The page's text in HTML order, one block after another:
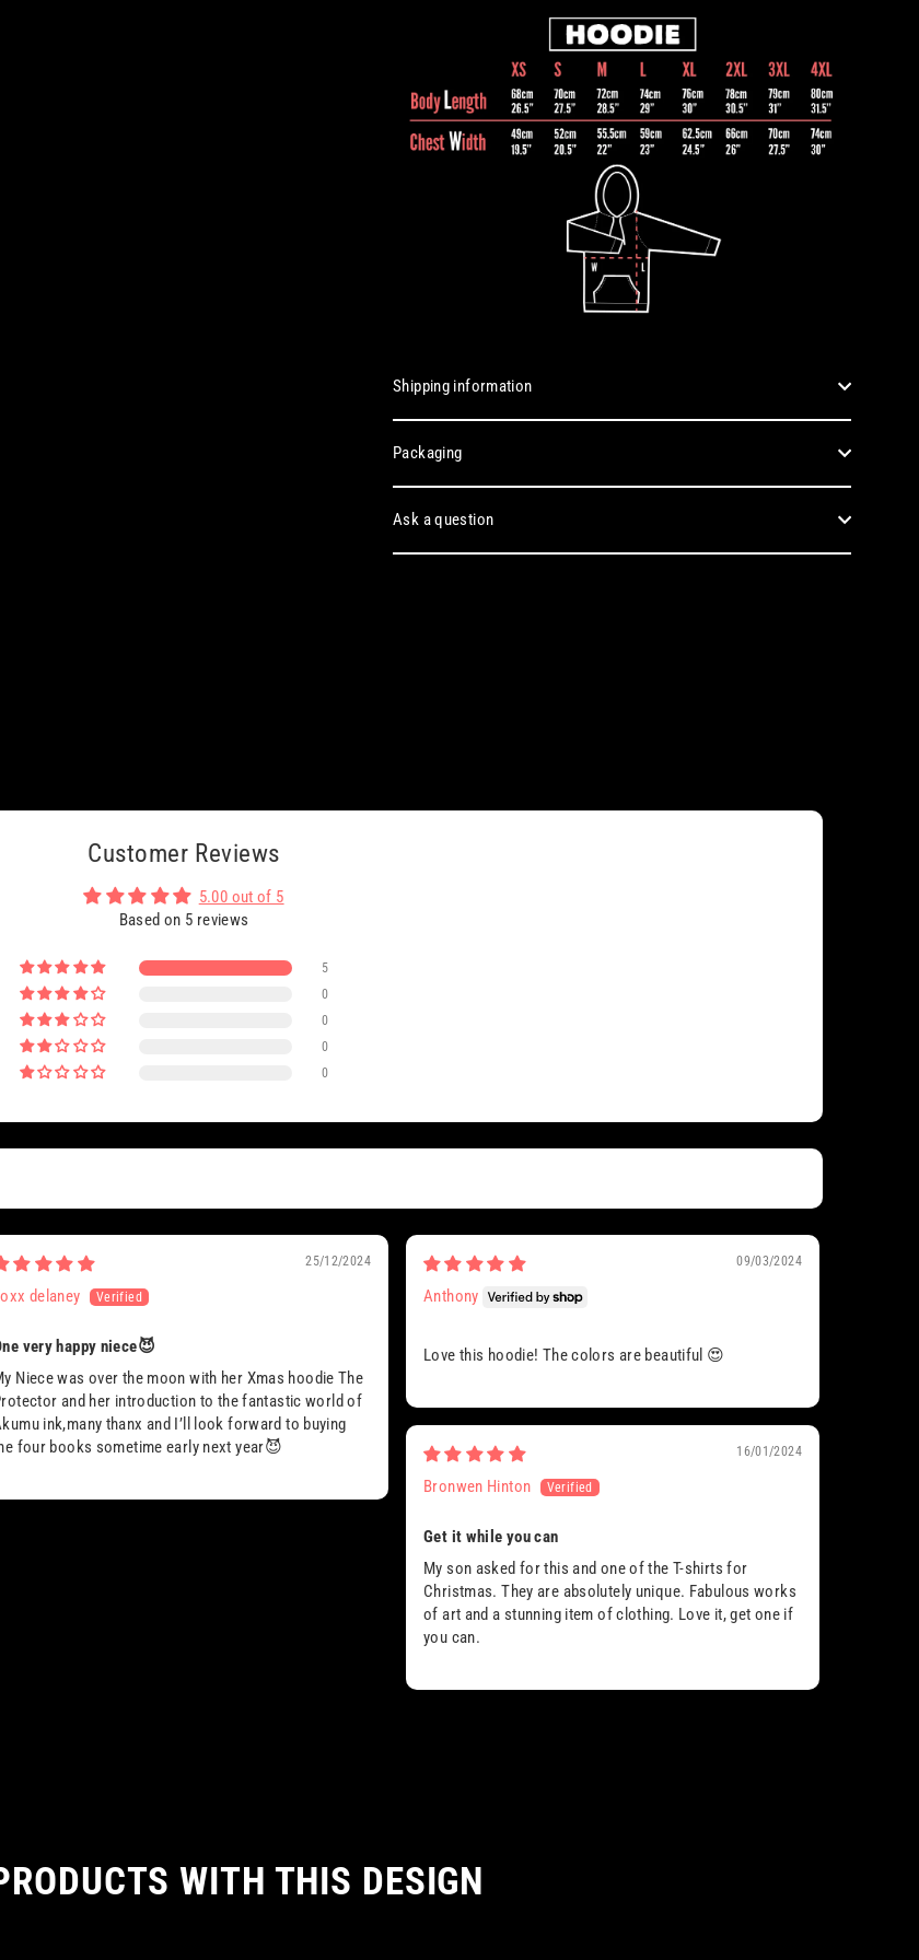
Shipping information
Packaging
Ask a question
Customer Reviews
5.00 out of 5
Based on 5 reviews
5
0
0
0
0
25/12/2024
delaney
very happy niece😈
Niece was over the moon with her Xmas hoodie The
and her introduction to the fantastic world of
ink,many thanx and I’ll look forward to buying
four books sometime early next year😈
09/03/2024
Anthony
Love this hoodie! The colors are beautiful 😍
16/01/2024
Bronwen Hinton
Get it while you can
My son asked for this and one of the T-shirts for
Christmas. They are absolutely unique. Fabulous works
of art and a stunning item of clothing. Love it, get one if
you can.
WITH THIS DESIGN